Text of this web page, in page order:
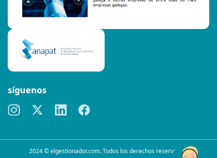
síguenos
2024 © elgestionador.com. Todos los derechos reservados.